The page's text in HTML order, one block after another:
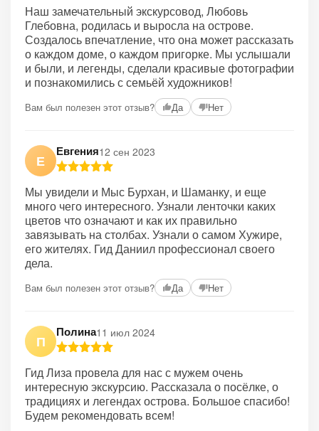
Наш замечательный экскурсовод, Любовь
Глебовна, родилась и выросла на острове.
Создалось впечатление, что она может рассказать
о каждом доме, о каждом пригорке. Мы услышали
и были, и легенды, сделали красивые фотографии
и познакомились с семьёй художников!
Вам был полезен этот отзыв? Да Нет
Е
Евгения12 сен 2023
Мы увидели и Мыс Бурхан, и Шаманку, и еще
много чего интересного. Узнали ленточки каких
цветов что означают и как их правильно
завязывать на столбах. Узнали о самом Хужире,
его жителях. Гид Даниил профессионал своего
дела.
Вам был полезен этот отзыв? Да Нет
П
Полина11 июл 2024
Гид Лиза провела для нас с мужем очень
интересную экскурсию. Рассказала о посёлке, о
традициях и легендах острова. Большое спасибо!
Будем рекомендовать всем!